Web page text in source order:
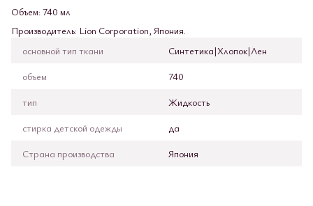
Объем: 740 мл
Производитель: Lion Corporation, Япония.
основной тип ткани
Синтетика|Хлопок|Лен
объем
740
тип
Жидкость
стирка детской одежды
да
Страна производства
Япония